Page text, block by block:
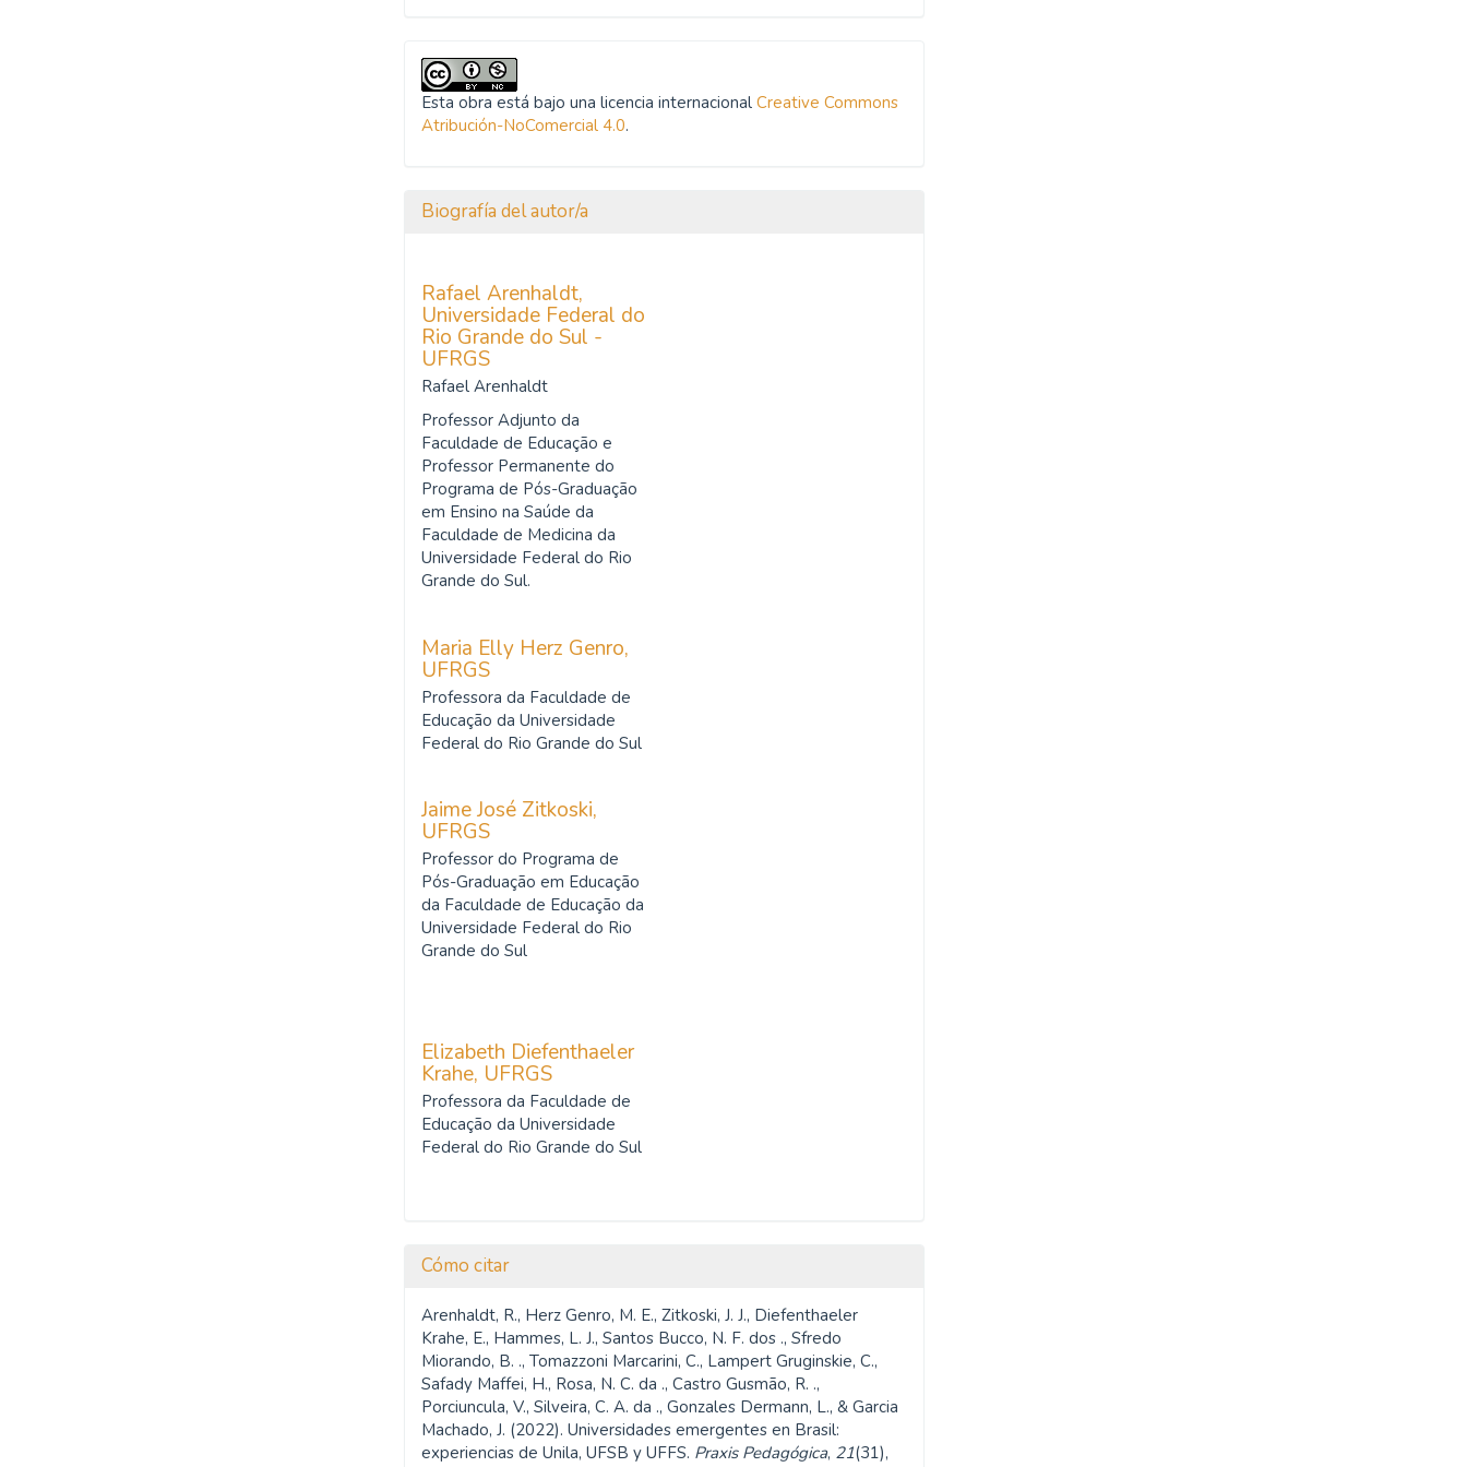
Esta obra está bajo una licencia internacionalCreative Commons
Atribución-NoComercial 4.0.
Biografía del autor/a
Rafael Arenhaldt,
Universidade Federal do
Rio Grande do Sul -
UFRGS
Rafael Arenhaldt
Professor Adjunto da
Faculdade de Educação e
Professor Permanente do
Programa de Pós-Graduação
em Ensino na Saúde da
Faculdade de Medicina da
Universidade Federal do Rio
Grande do Sul.
Maria Elly Herz Genro,
UFRGS
Professora da Faculdade de
Educação da Universidade
Federal do Rio Grande do Sul
Jaime José Zitkoski,
UFRGS
Professor do Programa de
Pós-Graduação em Educação
da Faculdade de Educação da
Universidade Federal do Rio
Grande do Sul
Elizabeth Diefenthaeler
Krahe, UFRGS
Professora da Faculdade de
Educação da Universidade
Federal do Rio Grande do Sul
Cómo citar
Arenhaldt, R., Herz Genro, M. E., Zitkoski, J. J., Diefenthaeler
Krahe, E., Hammes, L. J., Santos Bucco, N. F. dos ., Sfredo
Miorando, B. ., Tomazzoni Marcarini, C., Lampert Gruginskie, C.,
Safady Maffei, H., Rosa, N. C. da ., Castro Gusmão, R. .,
Porciuncula, V., Silveira, C. A. da ., Gonzales Dermann, L., & Garcia
Machado, J. (2022). Universidades emergentes en Brasil:
experiencias de Unila, UFSB y UFFS. Praxis Pedagógica, 21(31),